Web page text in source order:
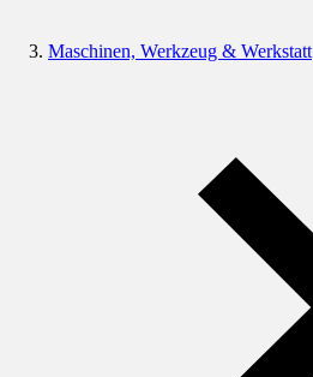
Maschinen, Werkzeug & Werkstatt